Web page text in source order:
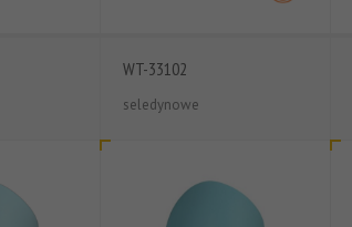
WT-33102
seledynowe